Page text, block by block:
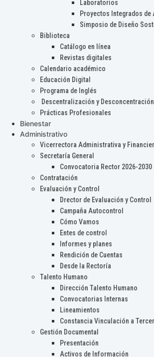
Laboratorios
Proyectos Integrados de
Simposio de Diseño
Biblioteca
Catálogo en línea
Revistas digitales
Calendario académico
Educación Digital
Programa de Inglés
Descentralización y Desconcentración
Prácticas Profesionales
Bienestar
Administrativo
Vicerrectora Administrativa y
Secretaría General
Convocatoria Rector 2026-2030
Contratación
Evaluación y Control
Drector de Evaluación y Control
Campaña Autocontrol
Cómo Vamos
Entes de control
Informes y planes
Rendición de Cuentas
Desde la Rectoría
Talento Humano
Dirección Talento Humano
Convocatorias Internas
Lineamientos
Constancia Vinculación a
Gestión Documental
Presentación
Activos de Información